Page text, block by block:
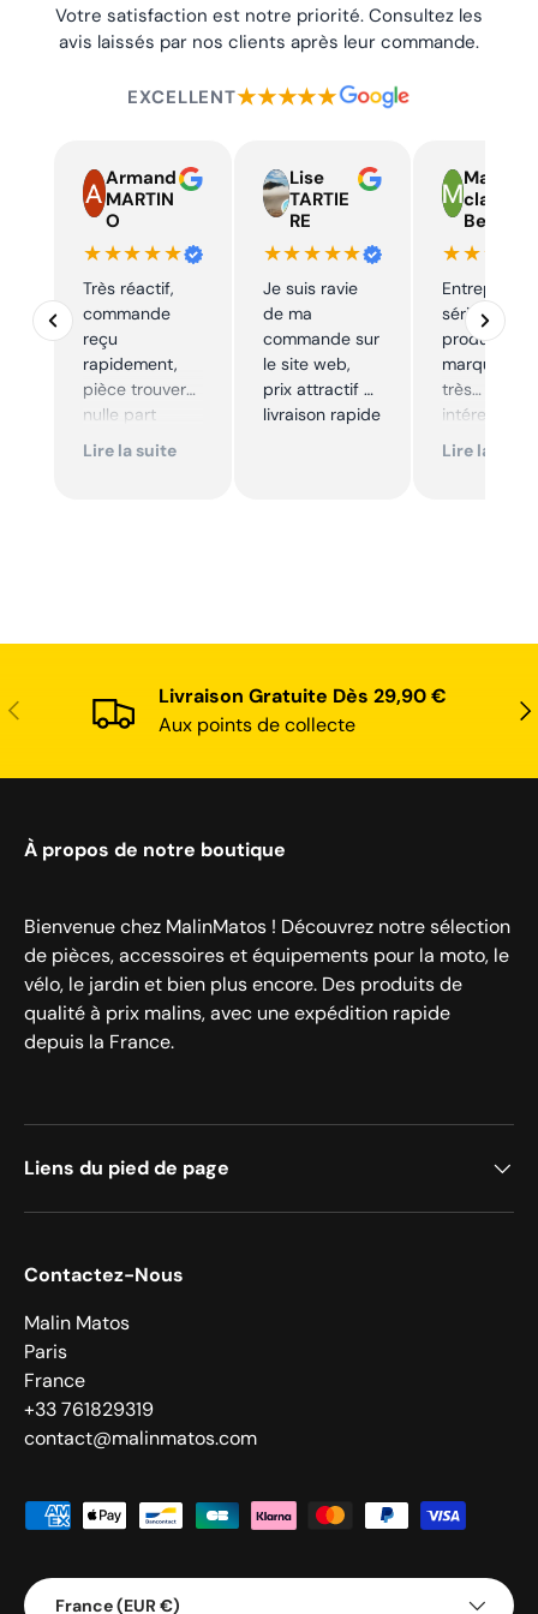
Votre satisfaction est notre priorité. Consultez les
avis laissés par nos clients après leur commande.
EXCELLENT★★★★★
Armand
MARTIN
O
★★★★★
Très réactif,
commande
reçu
rapidement,
pièce trouver
nulle part
ailleurs et
Lire la suite
Lise
TARTIE
RE
★★★★★
Je suis ravie
de ma
commande sur
le site web,
prix attractif et
livraison rapide
Marie
claire
Beelen
Entreprise
sérieuse,
produits de
marque à
très
Excellent
Lire la suite
Précédent
Livraison Gratuite Dès 29,90 €
Aux points de collecte
À propos de notre boutique
Bienvenue chez MalinMatos ! Découvrez notre sélection
de pièces, accessoires et équipements pour la moto, le
vélo, le jardin et bien plus encore. Des produits de
qualité à prix malins, avec une expédition rapide
depuis la France.
Liens du pied de page
Contactez-Nous
Malin Matos
Paris
France
+33 761829319
contact@malinmatos.com
Moyens de paiement acceptés
Pays
France (EUR €)